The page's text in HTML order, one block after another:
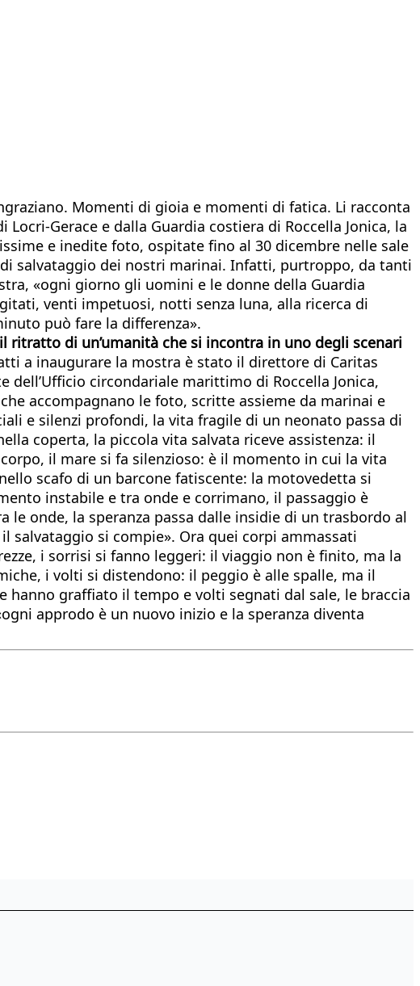
Momenti di gioia e momenti di fatica. Li racconta
Locri-Gerace e dalla Guardia costiera di Roccella Jonica, la
e inedite foto, ospitate fino al 30 dicembre nelle sale
di salvataggio dei nostri marinai. Infatti, purtroppo, da tanti
«ogni giorno gli uomini e le donne della Guardia
venti impetuosi, notti senza luna, alla ricerca di
può fare la differenza».
il ritratto di un’umanità che si incontra in uno degli scenari
a inaugurare la mostra è stato il direttore di Caritas
circondariale marittimo di Roccella Jonica,
accompagnano le foto, scritte assieme da marinai e
e silenzi profondi, la vita fragile di un neonato passa di
coperta, la piccola vita salvata riceve assistenza: il
il mare si fa silenzioso: è il momento in cui la vita
scafo di un barcone fatiscente: la motovedetta si
instabile e tra onde e corrimano, il passaggio è
le onde, la speranza passa dalle insidie di un trasbordo al
salvataggio si compie». Ora quei corpi ammassati
i sorrisi si fanno leggeri: il viaggio non è finito, ma la
i volti si distendono: il peggio è alle spalle, ma il
hanno graffiato il tempo e volti segnati dal sale, le braccia
approdo è un nuovo inizio e la speranza diventa